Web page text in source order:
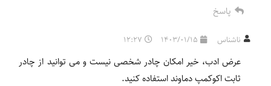
پاسخ
ناشناس 1403/01/15
12:27
عرض ادب، خیر امکان چادر شخصی نیست و می توانید از چادر
ثابت اکوکمپ دماوند استفاده کنید.